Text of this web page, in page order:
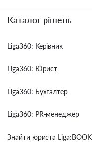
Каталог рішень
Liga360: Керівник
Liga360: Юрист
Liga360: Бухгалтер
Liga360: PR-менеджер
Знайти юриста Liga:BOOK